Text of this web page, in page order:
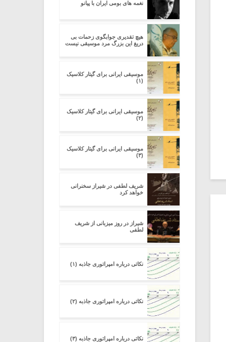
نغمه های بومی ایران با پیانو
هیچ تقدیری جوابگوی زحمات بی
دریغ این بزرگ مرد موسیقی نیست
موسیقی ایرانی برای گیتار کلاسیک
(۱)
موسیقی ایرانی برای گیتار کلاسیک
(۲)
موسیقی ایرانی برای گیتار کلاسیک
(۳)
شریف لطفی در شیراز سخنرانی
خواهد کرد
شیراز در روز میزبانی از شریف
لطفی
نکاتی درباره امپراتوری جاذبه (۱)
نکاتی درباره امپراتوری جاذبه (۲)
نکاتی درباره امپراتوری جاذبه (۳)